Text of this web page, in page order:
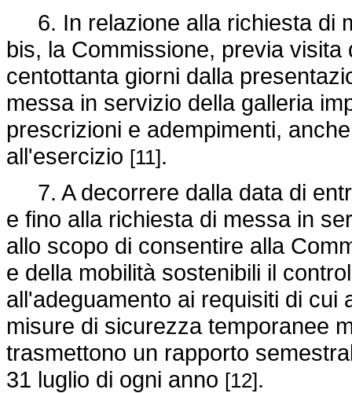
6. In relazione alla richiesta di
bis, la Commissione, previa
centottanta giorni dalla
messa in servizio della galleria
prescrizioni e adempimenti,
all'esercizio [11].
7. A decorrere dalla data di
e fino alla richiesta di messa in
allo scopo di consentire alla
e della mobilità sostenibili il
all'adeguamento ai requisiti di cui
misure di sicurezza temporanee
trasmettono un rapporto
31 luglio di ogni anno [12].